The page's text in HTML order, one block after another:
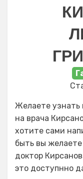
Желаете узнать
на врача
хотите сами
быть вы
доктор
это доступнно